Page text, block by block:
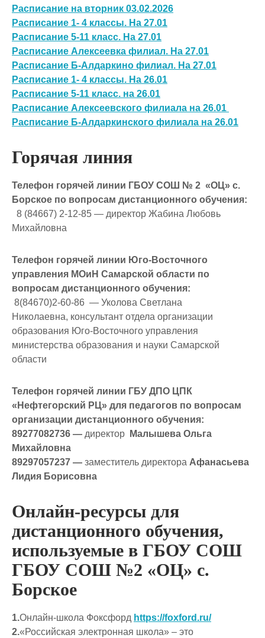
Расписание на вторник 03.02.2026
Расписание 1- 4 классы. На 27.01
Расписание 5-11 класс. На 27.01
Расписание Алексеевка филиал. На 27.01
Расписание Б-Алдаркино филиал. На 27.01
Расписание 1- 4 классы. На 26.01
Расписание 5-11 класс. на 26.01
Расписание Алексеевского филиала на 26.01
Расписание Б-Алдаркинского филиала на 26.01
Горячая линия
Телефон горячей линии ГБОУ СОШ № 2 «ОЦ» с.
Борское по вопросам дистанционного обучения:
8 (84667) 2-12-85 — директор Жабина Любовь
Михайловна
Телефон горячей линии Юго-Восточного
управления МОиН Самарской области по
вопросам дистанционного обучения:
8(84670)2-60-86 — Уколова Светлана
Николаевна, консультант отдела организации
образования Юго-Восточного управления
министерства образования и науки Самарской
области
Телефон горячей линии ГБУ ДПО ЦПК
«Нефтегорский РЦ» для педагогов по вопросам
организации дистанционного обучения:
89277082736 — директор
Малышева Ольга
Михайловна
89297057237 — заместитель директора Афанасьева
Лидия Борисовна
Онлайн-ресурсы для
дистанционного обучения,
используемые в ГБОУ СОШ
ГБОУ СОШ №2 «ОЦ» с.
Борское
1.Онлайн-школа Фоксфорд https://foxford.ru/
2.«Российская электронная школа» – это